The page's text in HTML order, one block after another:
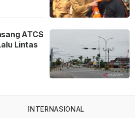
ATCS
Lintas
INTERNASIONAL